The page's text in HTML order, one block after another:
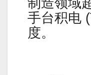
制造领域
手台积电
度。